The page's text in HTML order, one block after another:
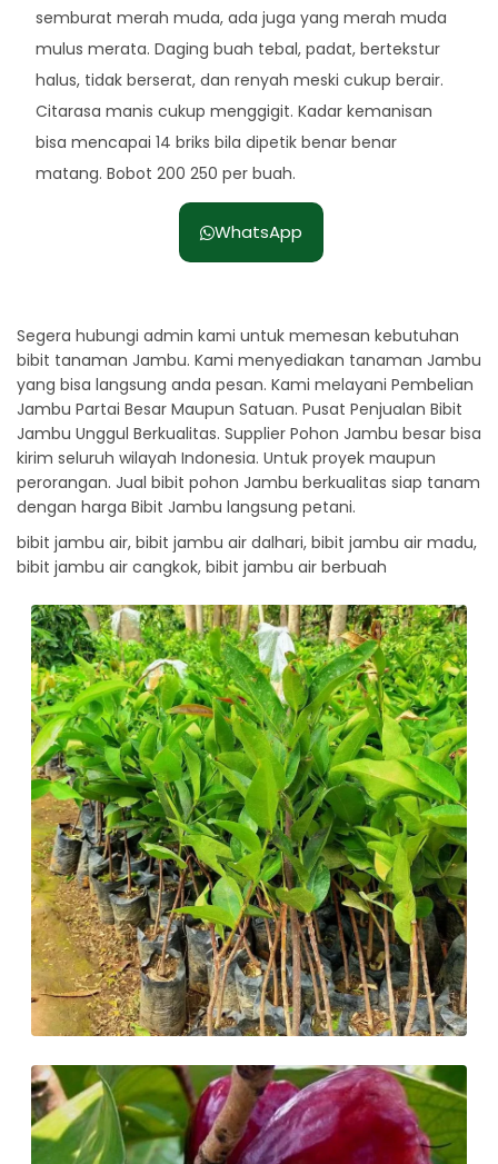
semburat merah muda, ada juga yang merah muda
mulus merata. Daging buah tebal, padat, bertekstur
halus, tidak berserat, dan renyah meski cukup berair.
Citarasa manis cukup menggigit. Kadar kemanisan
bisa mencapai 14 briks bila dipetik benar benar
matang. Bobot 200 250 per buah.
WhatsApp
Segera hubungi admin kami untuk memesan kebutuhan
bibit tanaman Jambu. Kami menyediakan tanaman Jambu
yang bisa langsung anda pesan. Kami melayani Pembelian
Jambu Partai Besar Maupun Satuan. Pusat Penjualan Bibit
Jambu Unggul Berkualitas. Supplier Pohon Jambu besar bisa
kirim seluruh wilayah Indonesia. Untuk proyek maupun
perorangan. Jual bibit pohon Jambu berkualitas siap tanam
dengan harga Bibit Jambu langsung petani.
bibit jambu air, bibit jambu air dalhari, bibit jambu air madu,
bibit jambu air cangkok, bibit jambu air berbuah